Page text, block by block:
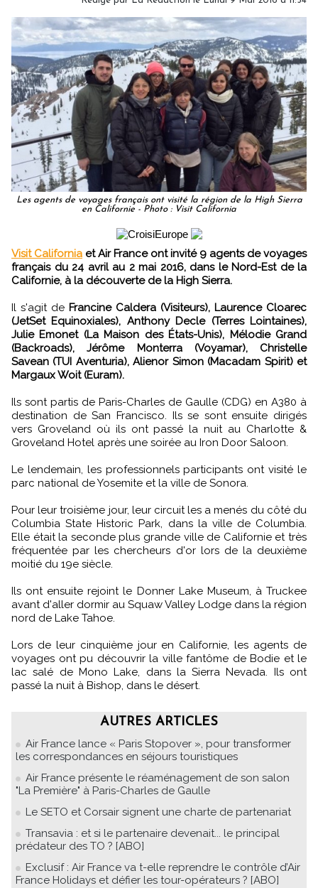
Les agents de voyages français ont visité la région de la High Sierra
en Californie - Photo : Visit California
Visit California et Air France ont invité 9 agents de voyages
français du 24 avril au 2 mai 2016, dans le Nord-Est de la
Californie, à la découverte de la High Sierra.
Il s'agit de Francine Caldera (Visiteurs), Laurence Cloarec
(JetSet Equinoxiales), Anthony Decle (Terres Lointaines),
Julie Emonet (La Maison des États-Unis), Mélodie Grand
(Backroads), Jérôme Monterra (Voyamar), Christelle
Savean (TUI Aventuria), Alienor Simon (Macadam Spirit) et
Margaux Woit (Euram).
Ils sont partis de Paris-Charles de Gaulle (CDG) en A380 à
destination de San Francisco. Ils se sont ensuite dirigés
vers Groveland où ils ont passé la nuit au Charlotte &
Groveland Hotel après une soirée au Iron Door Saloon.
Le lendemain, les professionnels participants ont visité le
parc national de Yosemite et la ville de Sonora.
Pour leur troisième jour, leur circuit les a menés du côté du
Columbia State Historic Park, dans la ville de Columbia.
Elle était la seconde plus grande ville de Californie et très
fréquentée par les chercheurs d'or lors de la deuxième
moitié du 19e siècle.
Ils ont ensuite rejoint le Donner Lake Museum, à Truckee
avant d'aller dormir au Squaw Valley Lodge dans la région
nord de Lake Tahoe.
Lors de leur cinquième jour en Californie, les agents de
voyages ont pu découvrir la ville fantôme de Bodie et le
lac salé de Mono Lake, dans la Sierra Nevada. Ils ont
passé la nuit à Bishop, dans le désert.
AUTRES ARTICLES
Air France lance « Paris Stopover », pour transformer
les correspondances en séjours touristiques
Air France présente le réaménagement de son salon
"La Première" à Paris-Charles de Gaulle
Le SETO et Corsair signent une charte de partenariat
Transavia : et si le partenaire devenait... le principal
prédateur des TO ? [ABO]
Exclusif : Air France va t-elle reprendre le contrôle d’Air
France Holidays et défier les tour-opérateurs ? [ABO]